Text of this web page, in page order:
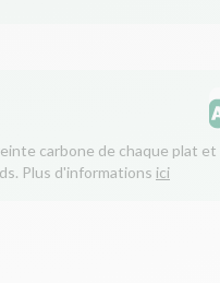
carbone de chaque plat
Plus d'informations ici